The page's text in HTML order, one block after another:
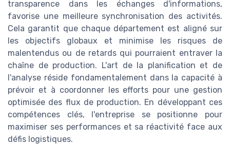
transparence dans les échanges d'informations,
favorise une meilleure synchronisation des activités.
Cela garantit que chaque département est aligné sur
les objectifs globaux et minimise les risques de
malentendus ou de retards qui pourraient entraver la
chaîne de production. L'art de la planification et de
l'analyse réside fondamentalement dans la capacité à
prévoir et à coordonner les efforts pour une gestion
optimisée des flux de production. En développant ces
compétences clés, l'entreprise se positionne pour
maximiser ses performances et sa réactivité face aux
défis logistiques.